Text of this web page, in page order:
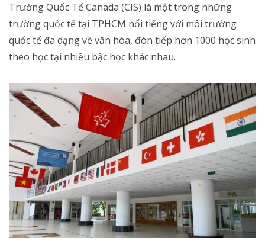
Trường Quốc Tế Canada (CIS) là một trong những
trường quốc tế tại TPHCM nổi tiếng với môi trường
quốc tế đa dạng về văn hóa, đón tiếp hơn 1000 học sinh
theo học tại nhiều bậc học khác nhau.